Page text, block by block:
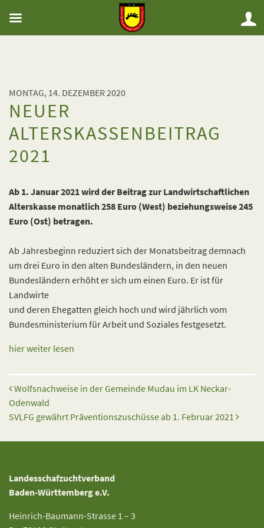
MONTAG, 14. DEZEMBER 2020
NEUER
ALTERSKASSENBEITRAG
2021
Ab 1. Januar 2021 wird der Beitrag zur Landwirtschaftlichen
Alterskasse monatlich 258 Euro (West) beziehungsweise 245
Euro (Ost) betragen.
Ab Jahresbeginn reduziert sich der Monatsbeitrag demnach
um drei Euro in den alten Bundesländern, in den neuen
Bundesländern erhöht er sich um einen Euro. Er ist für
Landwirte
und deren Ehegatten gleich hoch und wird jährlich vom
Bundesministerium für Arbeit und Soziales festgesetzt.
hier weiter lesen
Beitrags-Navigation
Wolfsnachweise in der Gemeinde Mudau im LK Neckar-
Odenwald
SVLFG gewährt Präventionszuschüsse ab 1. Februar 2021
Landesschafzuchtverband
Baden-Württemberg e.V.
Heinrich-Baumann-Strasse 1 – 3